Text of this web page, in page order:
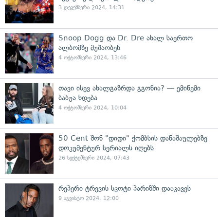
3 დეკემბერი 2024, 14:31
Snoop Dogg და Dr. Dre ახალ საერთო
ალბომზე მუშაობენ
4 ოქტომბერი 2024, 13:46
თავი ისევ ახალგაზრდა გგონია? — ემინემი
ბაბუა ხდება
4 ოქტომბერი 2024, 10:04
50 Cent შონ "დიდი" ქომბსის დანაშაულებზე
დოკუმენტურ სერიალს იღებს
26 სექტემბერი 2024, 07:43
რეპერი ტრევის სკოტი პარიზში დააკავეს
9 აგვისტო 2024, 12:00